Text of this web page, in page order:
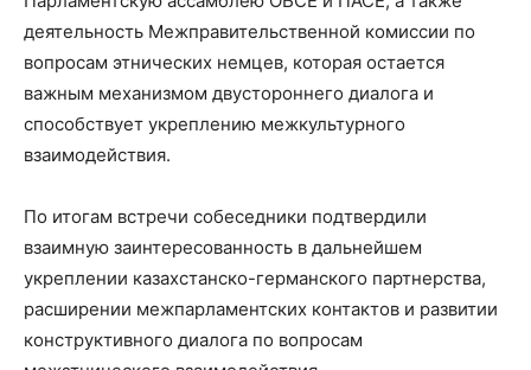
деятельность Межправительственной комиссии по
вопросам этнических немцев, которая остается
важным механизмом двустороннего диалога и
способствует укреплению межкультурного
взаимодействия.
По итогам встречи собеседники подтвердили
взаимную заинтересованность в дальнейшем
укреплении казахстанско-германского партнерства,
расширении межпарламентских контактов и развитии
конструктивного диалога по вопросам